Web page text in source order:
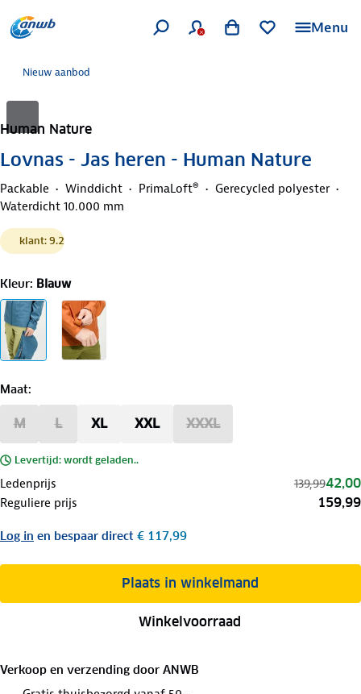
Menu
Nieuw aanbod
Human Nature
Lovnas - Jas heren - Human Nature
Packable Winddicht PrimaLoft®
Gerecycled polyester
Waterdicht 10.000 mm
klant: 9.2
Kleur: Blauw
Maat:
M L XL XXL XXXL
Levertijd: wordt geladen..
Ledenprijs 139,9942,00
Reguliere prijs 159,99
Log in en bespaar direct € 117,99
Plaats in winkelmand
Winkelvoorraad
Verkoop en verzending door ANWB